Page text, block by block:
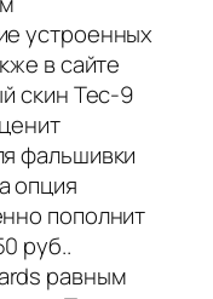
устроенных
в сайте
скин Tec-9
фальшивки
опция
пополнит
руб..
равным